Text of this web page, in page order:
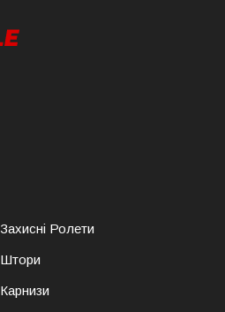
Захисні Ролети
Штори
Карнизи